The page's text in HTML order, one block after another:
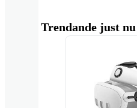
Trendande just nu